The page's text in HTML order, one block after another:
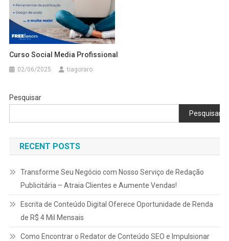
Curso Social Media Profissional
02/06/2025 tiagoraro
Pesquisar
Pesquisar
RECENT POSTS
Transforme Seu Negócio com Nosso Serviço de Redação
Publicitária – Atraia Clientes e Aumente Vendas!
Escrita de Conteúdo Digital Oferece Oportunidade de Renda
de R$ 4 Mil Mensais
Como Encontrar o Redator de Conteúdo SEO e Impulsionar